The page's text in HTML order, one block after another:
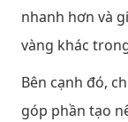
nhanh hơn và
vàng khác
Bên cạnh đó,
góp phần tạo